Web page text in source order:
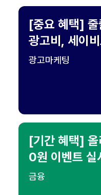
[중요 혜택] 줄
광고비, 세이
광고마케팅
[기간 혜택] 올
0원 이벤트 실
금융